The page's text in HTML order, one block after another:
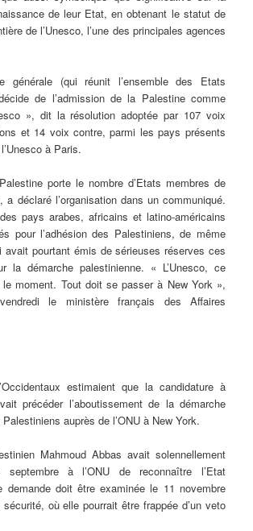
de leur Etat, en obtenant le statut de
de l’Unesco, l’une des principales agences
générale (qui réunit l’ensemble des Etats
de l’admission de la Palestine comme
», dit la résolution adoptée par 107 voix
et 14 voix contre, parmi les pays présents
à Paris.
porte le nombre d’Etats membres de
a déclaré l’organisation dans un communiqué.
pays arabes, africains et latino-américains
pour l’adhésion des Palestiniens, de même
avait pourtant émis de sérieuses réserves ces
la démarche palestinienne. « L’Unesco, ce
moment. Tout doit se passer à New York »,
le ministère français des Affaires
estimaient que la candidature à
précéder l’aboutissement de la démarche
auprès de l’ONU à New York.
Mahmoud Abbas avait solennellement
à l’ONU de reconnaître l’Etat
demande doit être examinée le 11 novembre
où elle pourrait être frappée d’un veto